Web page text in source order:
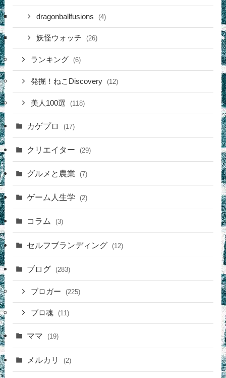
dragonballfusions (4)
妖怪ウォッチ (26)
ランキング (6)
発掘！ねこDiscovery (12)
美人100選 (118)
カゲプロ (17)
クリエイター (29)
グルメと農業 (7)
ゲーム人生学 (2)
コラム (3)
セルフブランディング (12)
ブログ (283)
ブロガー (225)
ブロ魂 (11)
ママ (19)
メルカリ (2)